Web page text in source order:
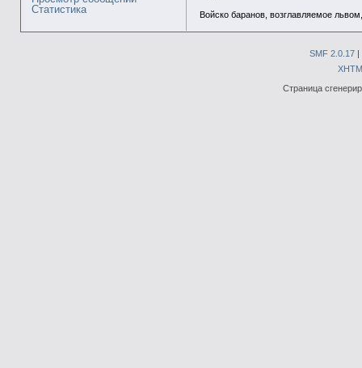
Статистика
Войско баранов, возглавляемое
SMF 2.0.17 |
Страница